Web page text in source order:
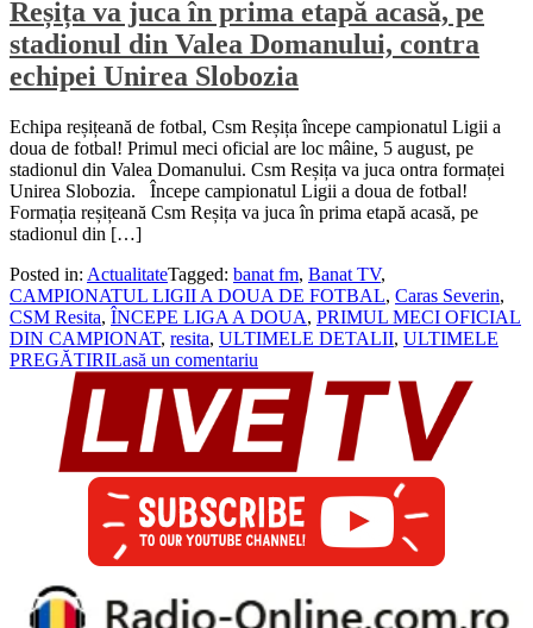
Reșița va juca în prima etapă acasă, pe
stadionul din Valea Domanului, contra
echipei Unirea Slobozia
Echipa reșițeană de fotbal, Csm Reșița începe campionatul Ligii a
doua de fotbal! Primul meci oficial are loc mâine, 5 august, pe
stadionul din Valea Domanului. Csm Reșița va juca ontra formaței
Unirea Slobozia. Începe campionatul Ligii a doua de fotbal!
Formația reșițeană Csm Reșița va juca în prima etapă acasă, pe
stadionul din […]
Posted in: ActualitateTagged: banat fm, Banat TV,
CAMPIONATUL LIGII A DOUA DE FOTBAL, Caras Severin,
CSM Resita, ÎNCEPE LIGA A DOUA, PRIMUL MECI OFICIAL
DIN CAMPIONAT, resita, ULTIMELE DETALII, ULTIMELE
PREGĂTIRILasă un comentariu